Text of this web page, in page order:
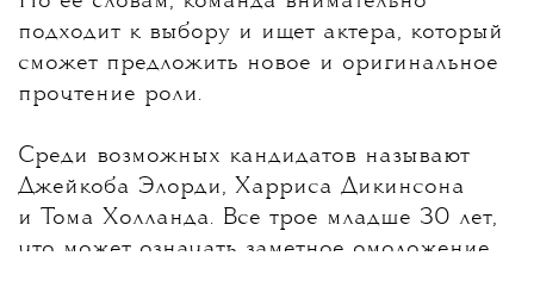
подходит к выбору и ищет актера, который
сможет предложить новое и оригинальное
прочтение роли.
Среди возможных кандидатов называют
Джейкоба Элорди, Харриса Дикинсона
и Тома Холланда. Все трое младше 30 лет,
что может означать заметное омоложение